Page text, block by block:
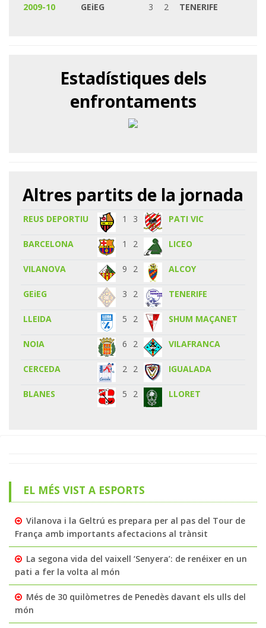
2009-10
GEiEG 3 2 TENERIFE
Estadístiques dels
enfrontaments
Altres partits de la jornada
REUS DEPORTIU 1 3 PATI VIC
BARCELONA 1 2 LICEO
VILANOVA 9 2 ALCOY
GEiEG 3 2 TENERIFE
LLEIDA 5 2 SHUM MAÇANET
NOIA 6 2 VILAFRANCA
CERCEDA 2 2 IGUALADA
BLANES 5 2 LLORET
EL MÉS VIST A ESPORTS
Vilanova i la Geltrú es prepara per al pas del Tour de
França amb importants afectacions al trànsit
La segona vida del vaixell ‘Senyera’: de renéixer en un
pati a fer la volta al món
Més de 30 quilòmetres de Penedès davant els ulls del
món